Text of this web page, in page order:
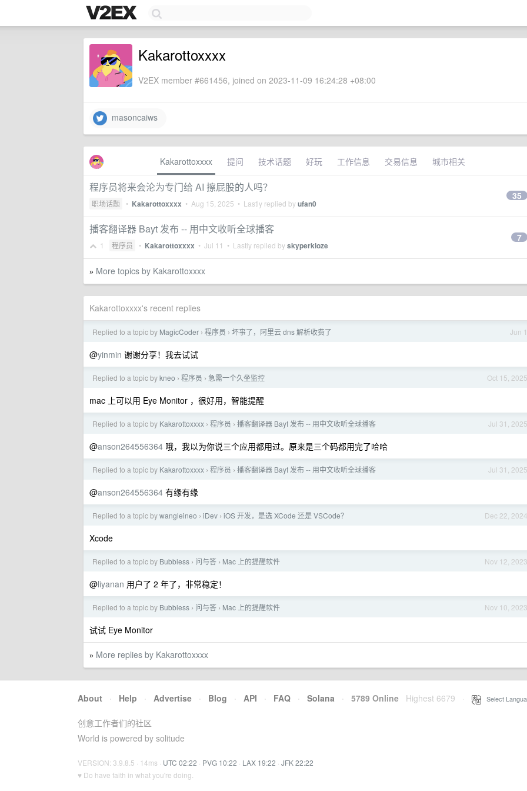
Kakarottoxxxx
V2EX member #661456, joined on 2023-11-09 16:24:28 +08:00
masoncaiws
Kakarottoxxxx 提问 技术话题 好玩 工作信息 交易信息 城市相关
程序员将来会沦为专门给 AI 擦屁股的人吗？
职场话题 • Kakarottoxxxx • Aug 15, 2025 • Lastly replied byufan0
35
播客翻译器 Bayt 发布 -- 用中文收听全球播客
1 程序员 • Kakarottoxxxx • Jul 11 • Lastly replied byskyperkloze
7
» More topics by Kakarottoxxxx
Kakarottoxxxx's recent replies
Jun 1
Replied to a topic by MagicCoder › 程序员 › 坏事了，阿里云 dns 解析收费了
@yinmin 谢谢分享！我去试试
Oct 15, 2025
Replied to a topic bykneo › 程序员 › 急需一个久坐监控
mac 上可以用 Eye Monitor ，很好用，智能提醒
Jul 31, 2025
Replied to a topic by Kakarottoxxxx › 程序员 › 播客翻译器 Bayt 发布 -- 用中文收听全球播客
@anson264556364 哦，我以为你说三个应用都用过。原来是三个码都用完了哈哈
Jul 31, 2025
Replied to a topic by Kakarottoxxxx › 程序员 › 播客翻译器 Bayt 发布 -- 用中文收听全球播客
@anson264556364 有缘有缘
Dec 22, 2024
Replied to a topic bywangleineo › iDev › iOS 开发，是选 XCode 还是 VSCode？
Xcode
Nov 12, 2023
Replied to a topic by Bubbless › 问与答 › Mac 上的提醒软件
@liyanan 用户了 2 年了，非常稳定！
Nov 10, 2023
Replied to a topic by Bubbless › 问与答 › Mac 上的提醒软件
试试 Eye Monitor
» More replies by Kakarottoxxxx
About · Help · Advertise · Blog · API · FAQ · Solana · 5789 Online Highest 6679 Select
创意工作者们的社区
World is powered by solitude
VERSION: 3.9.8.5 · 14ms · UTC 02:22 · PVG 10:22 · LAX 19:22 · JFK 22:22
♥ Do have faith in what you're doing.